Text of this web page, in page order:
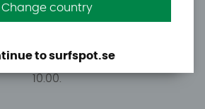
Söndag: Stängt
efter överenskommelse från
10.00.
Change country
to surfspot.se